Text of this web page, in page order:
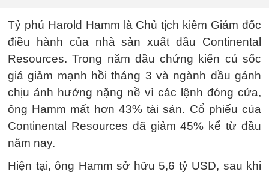
Tỷ phú Harold Hamm là Chủ tịch kiêm Giám đốc
điều hành của nhà sản xuất dầu Continental
Resources. Trong năm dầu chứng kiến cú sốc
giá giảm mạnh hồi tháng 3 và ngành dầu gánh
chịu ảnh hưởng nặng nề vì các lệnh đóng cửa,
ông Hamm mất hơn 43% tài sản. Cổ phiếu của
Continental Resources đã giảm 45% kể từ đầu
năm nay.
Hiện tại, ông Hamm sở hữu 5,6 tỷ USD, sau khi